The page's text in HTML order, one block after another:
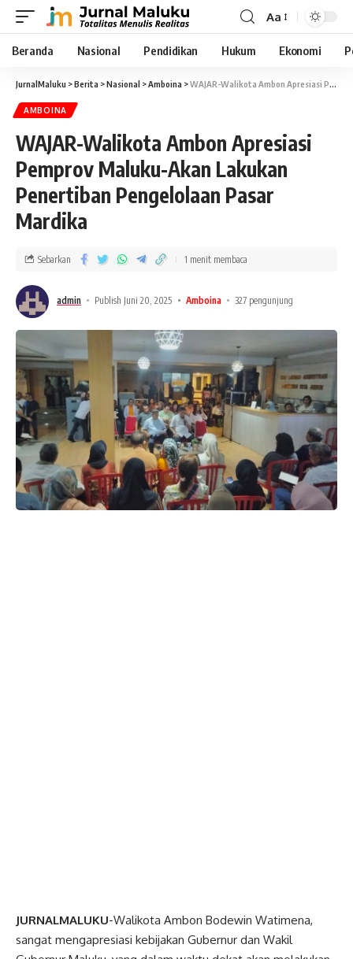
Aa
Beranda Nasional Pendidikan Hukum Ekonomi
JurnalMaluku >Berita >Nasional >Amboina >WAJAR-Walikota Ambon Apresiasi Pemprov Maluku-Akan Lakukan Penertiban Pengelolaan Pasar Mardika
AMBOINA
WAJAR-Walikota Ambon Apresiasi
Pemprov Maluku-Akan Lakukan
Penertiban Pengelolaan Pasar
Mardika
admin Publish Juni 20, 2025 Amboina 327 pengunjung
Sebarkan 1 menit membaca
JURNALMALUKU-Walikota Ambon Bodewin Watimena,
sangat mengapresiasi kebijakan Gubernur dan Wakil